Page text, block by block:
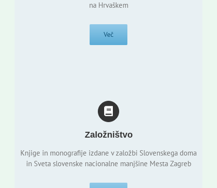
na Hrvaškem
Več
Založništvo
Knjige in monografije izdane v založbi Slovenskega doma
in Sveta slovenske nacionalne manjšine Mesta Zagreb